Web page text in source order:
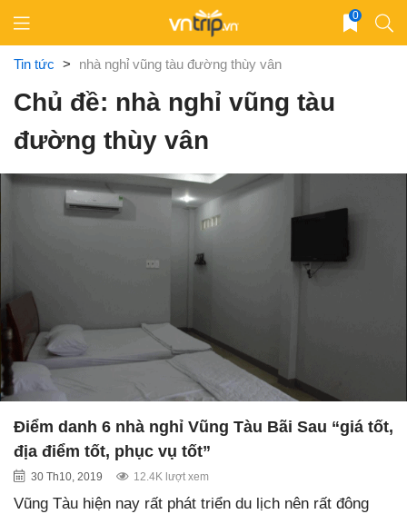
content
0
Tin tức > nhà nghỉ vũng tàu đường thùy vân
Chủ đề: nhà nghỉ vũng tàu
đường thùy vân
Điểm danh 6 nhà nghỉ Vũng Tàu Bãi Sau “giá tốt,
địa điểm tốt, phục vụ tốt”
30 Th10, 2019 12.4K lượt xem
Vũng Tàu hiện nay rất phát triển du lịch nên rất đông